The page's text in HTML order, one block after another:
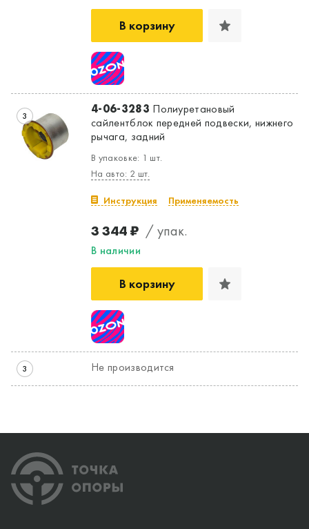
В корзину
3 4-06-3283 Полиуретановый
сайлентблок передней подвески, нижнего
рычага, задний
В упаковке: 1 шт.
На авто: 2 шт.
Инструкция Применяемость
3 344 ₽ / упак.
В наличии
В корзину
3 Не производится